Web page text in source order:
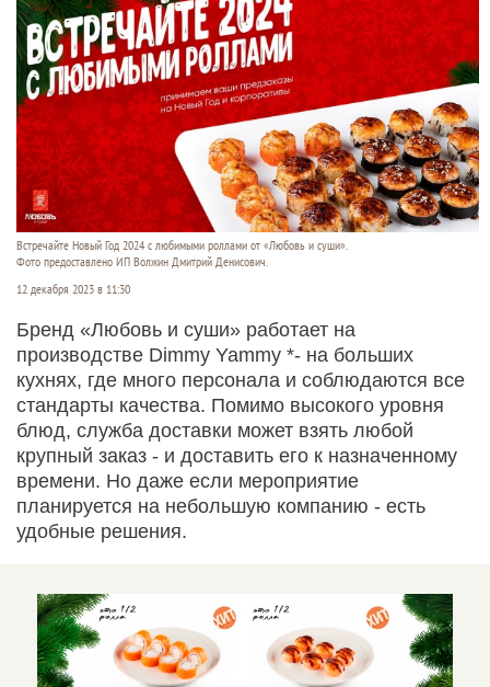
Встречайте Новый Год 2024 с любимыми роллами от «Любовь и суши».
Фото предоставлено ИП Волжин Дмитрий Денисович.
12 декабря 2023 в 11:30
Бренд «Любовь и суши» работает на
производстве Dimmy Yammy *- на больших
кухнях, где много персонала и соблюдаются все
стандарты качества. Помимо высокого уровня
блюд, служба доставки может взять любой
крупный заказ - и доставить его к назначенному
времени. Но даже если мероприятие
планируется на небольшую компанию - есть
удобные решения.